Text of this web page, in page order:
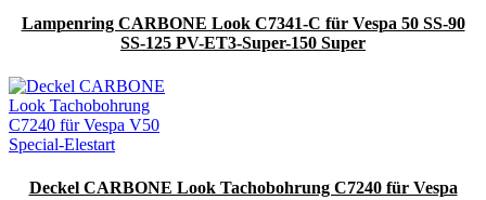
Lampenring CARBONE Look C7341-C für Vespa 50 SS-90
SS-125 PV-ET3-Super-150 Super
Deckel CARBONE Look Tachobohrung C7240 für Vespa